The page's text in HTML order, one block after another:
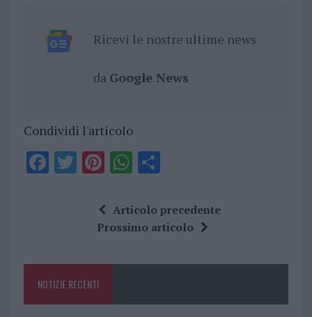
Ricevi le nostre ultime news
da Google News
Condividi l'articolo
F
o
k
T Pi
te
re
W
at
s
p
S
a
re
Articolo precedente
Prossimo articolo
NOTIZIE RECENTI